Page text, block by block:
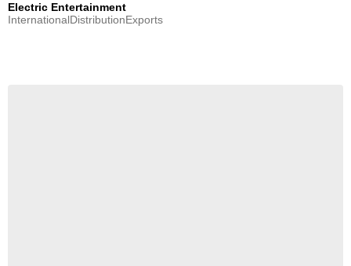
Electric Entertainment
InternationalDistributionExports